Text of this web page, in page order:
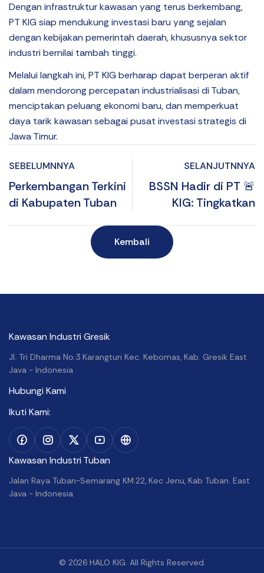
Dengan infrastruktur kawasan yang terus berkembang,
PT KIG siap mendukung investasi baru yang sejalan
dengan kebijakan pemerintah daerah, khususnya sektor
industri bernilai tambah tinggi.
Melalui langkah ini, PT KIG berharap dapat berperan aktif
dalam mendorong percepatan industrialisasi di Tuban,
menciptakan peluang ekonomi baru, dan memperkuat
daya tarik kawasan sebagai pusat investasi strategis di
Jawa Timur.
SEBELUMNNYA
Perkembangan Terkini
di Kabupaten Tuban
SELANJUTNNYA
🚨 BSSN Hadir di PT
KIG: Tingkatkan
Workshop Interaktif
Kembali
Kawasan Industri Gresik
Jl. Tri Dharma No.3 Karangturi Kec. Kebomas, Kab. Gresik East
Java - Indonesia
Hubungi Kami
Ikuti Kami:
Kawasan Industri Tuban
Jalan Raya Tuban-Semarang KM.22, Kec Jenu, Kab Tuban. East
Java - Indonesia
© 2026 HALO KIG. All Rights Reserved.